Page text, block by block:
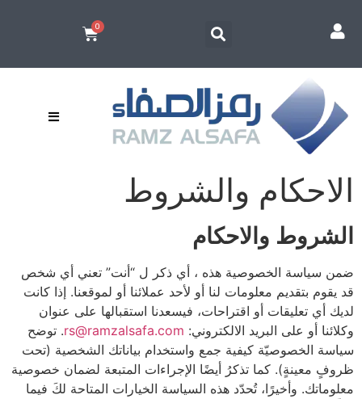
الاحكام والشروط
الشروط والاحكام
ضمن سياسة الخصوصية هذه ، أي ذكر ل “أنت” تعني أي شخص
قد يقوم بتقديم معلومات لنا أو لأحد عملائنا أو لموقعنا. إذا كانت
لديك أي تعليقات أو اقتراحات، فيسعدنا استقبالها على عنوان
وكلائنا أو على البريد الالكتروني: rs@ramzalsafa.com. توضح
سياسة الخصوصيّة كيفية جمع واستخدام بياناتك الشخصية (تحت
ظروفٍ معينةٍ). كما تذكرُ أيضًا الإجراءات المتبعة لضمان خصوصية
معلوماتك. وأخيرًا، تُحدّد هذه السياسة الخيارات المتاحة لكَ فيما